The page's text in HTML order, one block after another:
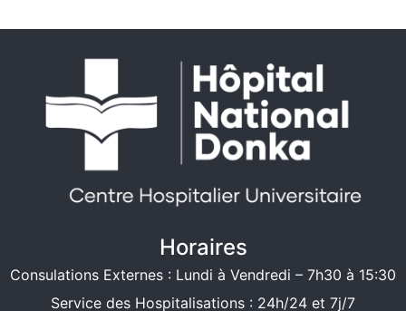
Horaires
Consulations Externes : Lundi à Vendredi – 7h30 à 15:30
Service des Hospitalisations : 24h/24 et 7j/7